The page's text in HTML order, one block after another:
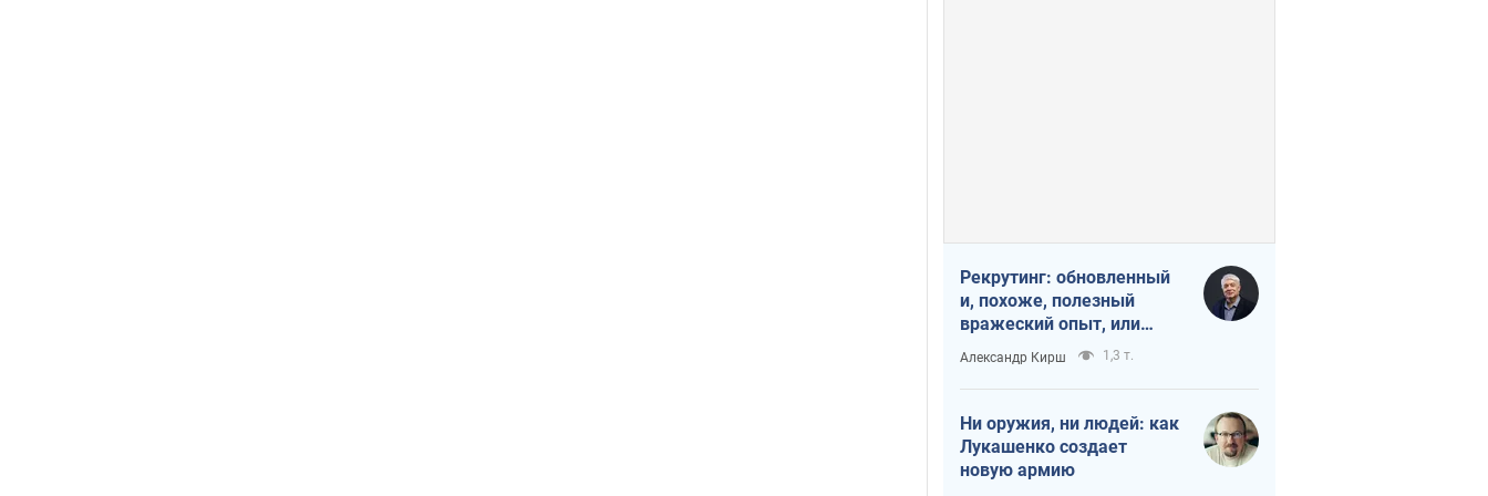
Рекрутинг: обновленный
и, похоже, полезный
вражеский опыт, или
Диалектика
требовательной трусости
Александр Кирш 1,3 т.
Ни оружия, ни людей: как
Лукашенко создает
новую армию